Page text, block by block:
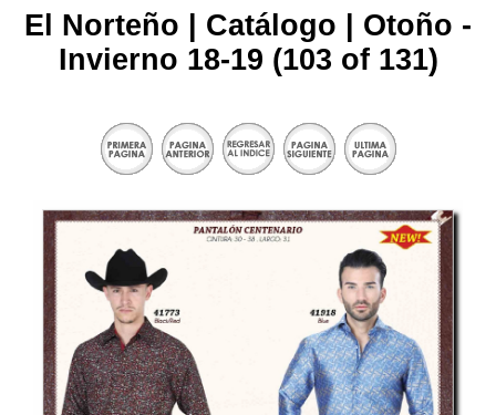
El Norteño | Catálogo | Otoño -
Invierno 18-19 (103 of 131)